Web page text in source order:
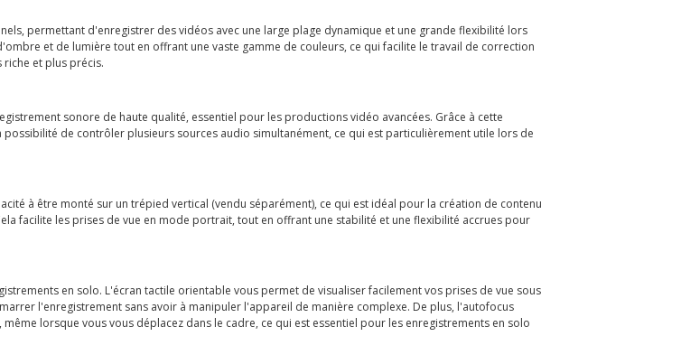
permettant d'enregistrer des vidéos avec une large plage dynamique et une grande flexibilité lors
et de lumière tout en offrant une vaste gamme de couleurs, ce qui facilite le travail de correction
et plus précis.
sonore de haute qualité, essentiel pour les productions vidéo avancées. Grâce à cette
de contrôler plusieurs sources audio simultanément, ce qui est particulièrement utile lors de
à être monté sur un trépied vertical (vendu séparément), ce qui est idéal pour la création de contenu
facilite les prises de vue en mode portrait, tout en offrant une stabilité et une flexibilité accrues pour
en solo. L'écran tactile orientable vous permet de visualiser facilement vos prises de vue sous
l'enregistrement sans avoir à manipuler l'appareil de manière complexe. De plus, l'autofocus
lorsque vous vous déplacez dans le cadre, ce qui est essentiel pour les enregistrements en solo